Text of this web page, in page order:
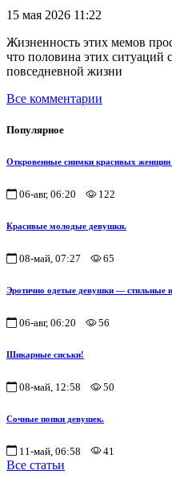
15 мая 2026 11:22
Жизненность этих мемов
что половина этих ситуаций
повседневной жизни
Все комментарии
Популярное
Откровенные снимки красивых женщин
06-авг, 06:20 122
Красивые молодые девушки.
08-май, 07:27 65
Эротично одетые девушки — стильные
06-авг, 06:20 56
Шикарные сиськи!
08-май, 12:58 50
Сочные попки девушек.
11-май, 06:58 41
Все статьи